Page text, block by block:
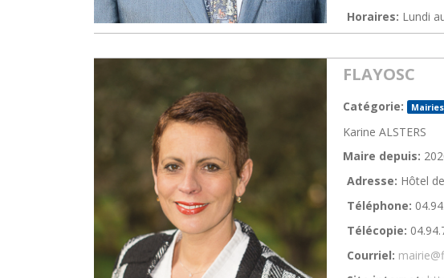
Horaires: Lundi
FLAYOSC
Catégorie: Mairies
Karine ALSTERS
Maire depuis:
Adresse: Hôtel
Téléphone:
Télécopie:
Courriel: